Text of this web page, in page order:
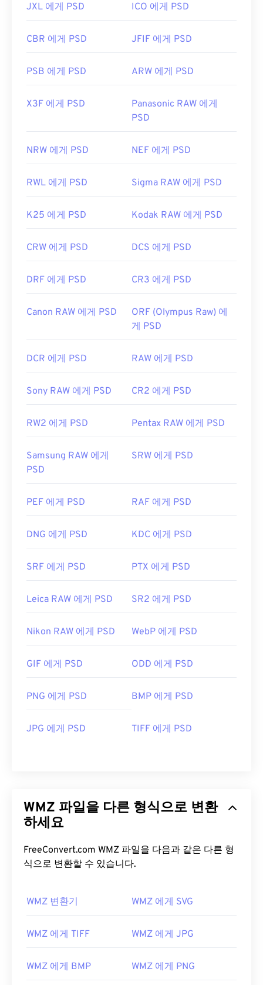
JXL 에게 PSD ICO 에게 PSD
CBR 에게 PSD JFIF 에게 PSD
PSB 에게 PSD ARW 에게 PSD
X3F 에게 PSD
Panasonic RAW 에게
PSD
NRW 에게 PSD NEF 에게 PSD
RWL 에게 PSD Sigma RAW 에게 PSD
K25 에게 PSD Kodak RAW 에게 PSD
CRW 에게 PSD DCS 에게 PSD
DRF 에게 PSD CR3 에게 PSD
Canon RAW 에게 PSD
ORF (Olympus Raw) 에
게 PSD
DCR 에게 PSD RAW 에게 PSD
Sony RAW 에게 PSD CR2 에게 PSD
RW2 에게 PSD Pentax RAW 에게 PSD
Samsung RAW 에게
PSD
SRW 에게 PSD
PEF 에게 PSD RAF 에게 PSD
DNG 에게 PSD KDC 에게 PSD
SRF 에게 PSD PTX 에게 PSD
Leica RAW 에게 PSD SR2 에게 PSD
Nikon RAW 에게 PSD WebP 에게 PSD
GIF 에게 PSD ODD 에게 PSD
PNG 에게 PSD BMP 에게 PSD
JPG 에게 PSD TIFF 에게 PSD
WMZ 파일을 다른 형식으로 변환
하세요
FreeConvert.com WMZ 파일을 다음과 같은 다른 형
식으로 변환할 수 있습니다.
WMZ 변환기 WMZ 에게 SVG
WMZ 에게 TIFF WMZ 에게 JPG
WMZ 에게 BMP WMZ 에게 PNG